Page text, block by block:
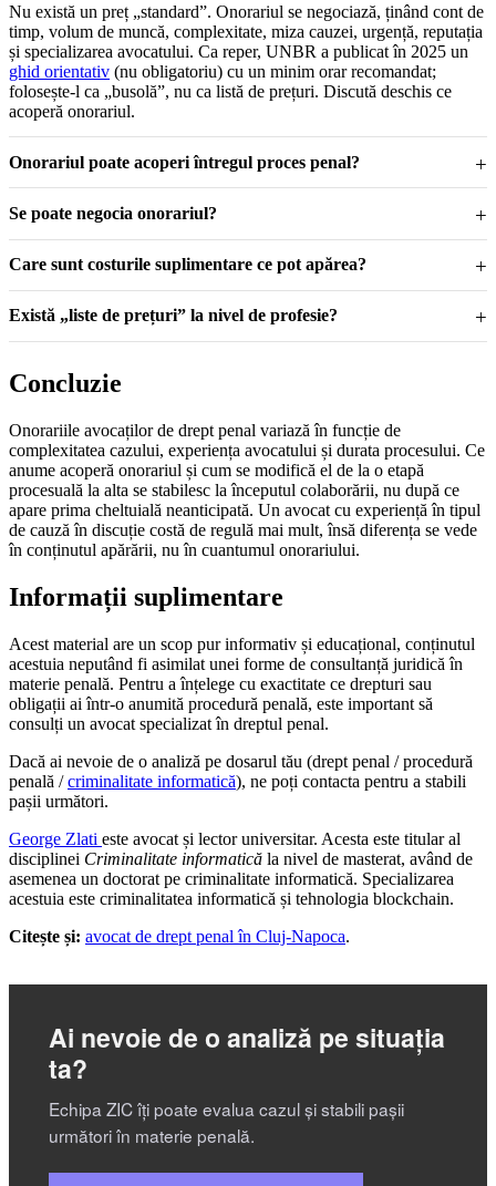
Nu există un preț „standard”. Onorariul se negociază, ținând cont de
timp, volum de muncă, complexitate, miza cauzei, urgență, reputația
și specializarea avocatului. Ca reper, UNBR a publicat în 2025 un
ghid orientativ (nu obligatoriu) cu un minim orar recomandat;
folosește-l ca „busolă”, nu ca listă de prețuri. Discută deschis ce
acoperă onorariul.
Onorariul poate acoperi întregul proces penal?
Se poate negocia onorariul?
Care sunt costurile suplimentare ce pot apărea?
Există „liste de prețuri” la nivel de profesie?
Concluzie
Onorariile avocaților de drept penal variază în funcție de
complexitatea cazului, experiența avocatului și durata procesului. Ce
anume acoperă onorariul și cum se modifică el de la o etapă
procesuală la alta se stabilesc la începutul colaborării, nu după ce
apare prima cheltuială neanticipată. Un avocat cu experiență în tipul
de cauză în discuție costă de regulă mai mult, însă diferența se vede
în conținutul apărării, nu în cuantumul onorariului.
Informații suplimentare
Acest material are un scop pur informativ și educațional, conținutul
acestuia neputând fi asimilat unei forme de consultanță juridică în
materie penală. Pentru a înțelege cu exactitate ce drepturi sau
obligații ai într-o anumită procedură penală, este important să
consulți un avocat specializat în dreptul penal.
Dacă ai nevoie de o analiză pe dosarul tău (drept penal / procedură
penală /criminalitate informatică), ne poți contacta pentru a stabili
pașii următori.
George Zlati este avocat și lector universitar. Acesta este titular al
disciplinei Criminalitate informatică la nivel de masterat, având de
asemenea un doctorat pe criminalitate informatică. Specializarea
acestuia este criminalitatea informatică și tehnologia blockchain.
Citește și: avocat de drept penal în Cluj-Napoca.
Ai nevoie de o analiză pe situația
ta?
Echipa ZIC îți poate evalua cazul și stabili pașii
următori în materie penală.